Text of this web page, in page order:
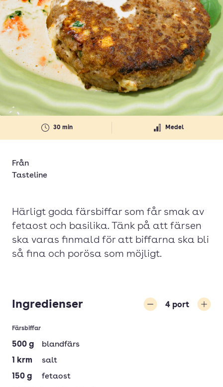
30 min Medel
Från
Tasteline
Härligt goda färsbiffar som får smak av
fetaost och basilika. Tänk på att färsen
ska varas finmald för att biffarna ska bli
så fina och porösa som möjligt.
Ingredienser 4 port
Färsbiffar
500 g
blandfärs
1
krm
salt
150 g
fetaost